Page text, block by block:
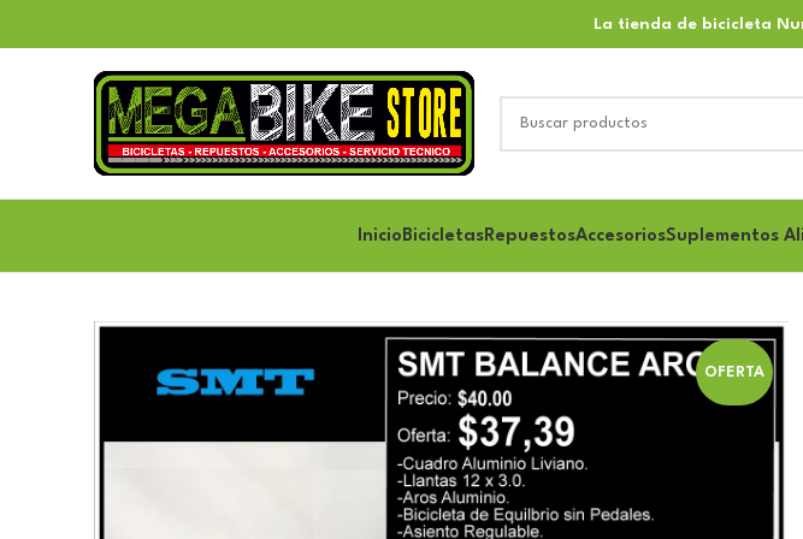
La tienda de bicicleta
Inicio BicicletasRepuestosAccesoriosSuplementos
OFERTA